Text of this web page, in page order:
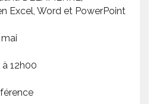
Excel, Word et PowerPoint
12h00